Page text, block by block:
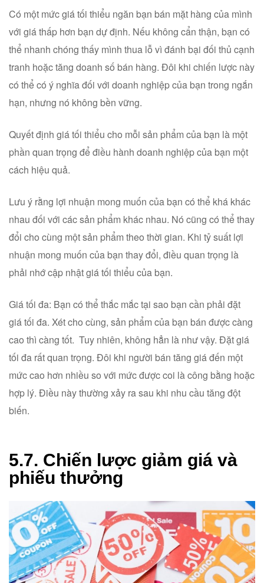
Có một mức giá tối thiểu ngăn bạn bán mặt hàng của mình
với giá thấp hơn bạn dự định. Nếu không cẩn thận, bạn có
thể nhanh chóng thấy mình thua lỗ vì đánh bại đối thủ cạnh
tranh hoặc tăng doanh số bán hàng. Đôi khi chiến lược này
có thể có ý nghĩa đối với doanh nghiệp của bạn trong ngắn
hạn, nhưng nó không bền vững.
Quyết định giá tối thiểu cho mỗi sản phẩm của bạn là một
phần quan trọng để điều hành doanh nghiệp của bạn một
cách hiệu quả.
Lưu ý rằng lợi nhuận mong muốn của bạn có thể khá khác
nhau đối với các sản phẩm khác nhau. Nó cũng có thể thay
đổi cho cùng một sản phẩm theo thời gian. Khi tỷ suất lợi
nhuận mong muốn của bạn thay đổi, điều quan trọng là
phải nhớ cập nhật giá tối thiểu của bạn.
Giá tối đa: Bạn có thể thắc mắc tại sao bạn cần phải đặt
giá tối đa. Xét cho cùng, sản phẩm của bạn bán được càng
cao thì càng tốt. Tuy nhiên, không hẳn là như vậy. Đặt giá
tối đa rất quan trọng. Đôi khi người bán tăng giá đến một
mức cao hơn nhiều so với mức được coi là công bằng hoặc
hợp lý. Điều này thường xảy ra sau khi nhu cầu tăng đột
biến.
5.7. Chiến lược giảm giá và
phiếu thưởng